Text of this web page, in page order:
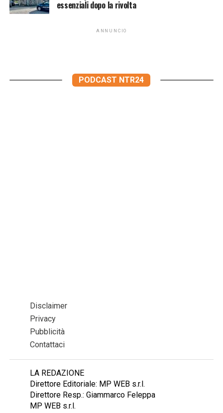
essenziali dopo la rivolta
ANNUNCIO
PODCAST NTR24
Disclaimer
Privacy
Pubblicità
Contattaci
LA REDAZIONE
Direttore Editoriale: MP WEB s.r.l.
Direttore Resp.: Giammarco Feleppa
MP WEB s.r.l.